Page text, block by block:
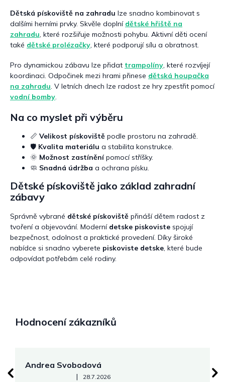
Dětská pískoviště na zahradu lze snadno kombinovat s
dalšími herními prvky. Skvěle doplní dětské hřiště na
zahradu, které rozšiřuje možnosti pohybu. Aktivní děti ocení
také dětské prolézačky, které podporují sílu a obratnost.
Pro dynamickou zábavu lze přidat trampolíny, které rozvíjejí
koordinaci. Odpočinek mezi hrami přinese dětská houpačka
na zahradu. V letních dnech lze radost ze hry zpestřit pomocí
vodní bomby.
Na co myslet při výběru
📏 Velikost pískoviště podle prostoru na zahradě.
🛡️ Kvalita materiálu a stabilita konstrukce.
🌞 Možnost zastíněnípomocí stříšky.
🧼 Snadná údržba a ochrana písku.
Dětské pískoviště jako základ zahradní
zábavy
Správně vybrané dětské pískoviště přináší dětem radost z
tvoření a objevování. Moderní detske piskoviste spojují
bezpečnost, odolnost a praktické provedení. Díky široké
nabídce si snadno vyberete piskoviste detske, které bude
odpovídat potřebám celé rodiny.
Hodnocení zákazníků
Andrea Svobodová
Hodnocení obchodu je 5 z 5 hvězdiček.
| 28.7.2026